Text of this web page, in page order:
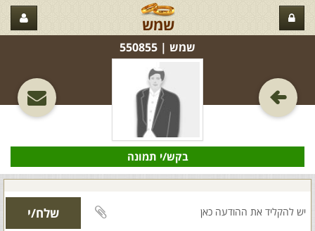
שמש
שמש‏ | 550855
בקש/י תמונה